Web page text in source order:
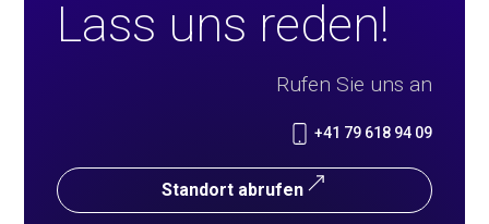
Lass uns reden!
Rufen Sie uns an
+41 79 618 94 09
Standort abrufen